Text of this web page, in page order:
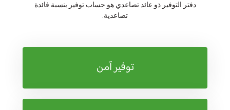
دفتر التوفير ذو عائد تصاعدي هو حساب توفير بنسبة فائدة
تصاعدية.
توفير آمن